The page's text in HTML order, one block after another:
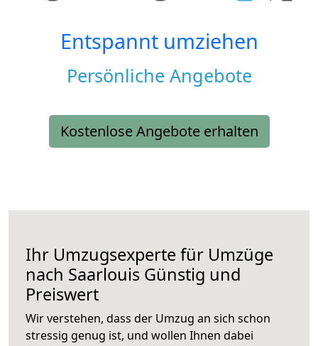
Entspannt umziehen
Persönliche Angebote
Kostenlose Angebote erhalten
Ihr Umzugsexperte für Umzüge
nach Saarlouis Günstig und
Preiswert
Wir verstehen, dass der Umzug an sich schon
stressig genug ist, und wollen Ihnen dabei